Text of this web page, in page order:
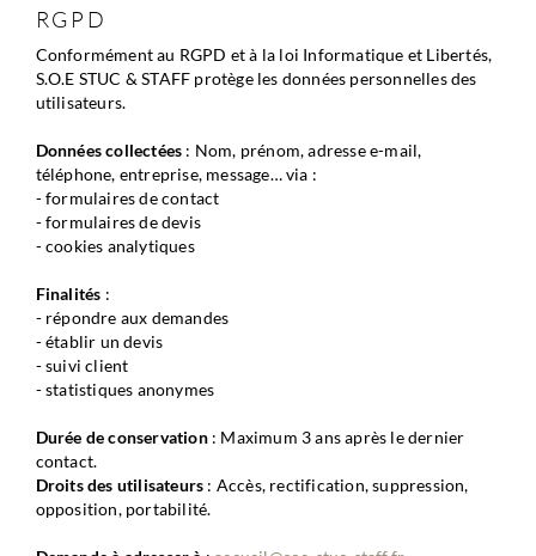
RGPD
Conformément au RGPD et à la loi Informatique et Libertés,
S.O.E STUC & STAFF protège les données personnelles des
utilisateurs.
Données collectées : Nom, prénom, adresse e-mail,
téléphone, entreprise, message… via :
- formulaires de contact
- formulaires de devis
- cookies analytiques
Finalités :
- répondre aux demandes
- établir un devis
- suivi client
- statistiques anonymes
Durée de conservation : Maximum 3 ans après le dernier
contact.
Droits des utilisateurs : Accès, rectification, suppression,
opposition, portabilité.